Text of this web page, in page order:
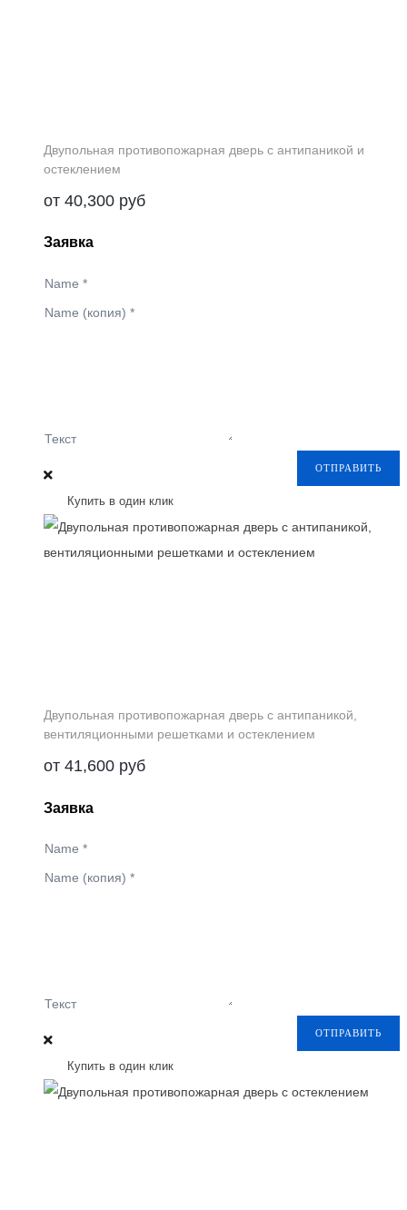
Двупольная противопожарная дверь с антипаникой и
остеклением
от 40,300 руб
Заявка
Name *
Name (копия) *
Текст
ОТПРАВИТЬ
Купить в один клик
Двупольная противопожарная дверь с антипаникой,
вентиляционными решетками и остеклением
от 41,600 руб
Заявка
Name *
Name (копия) *
Текст
ОТПРАВИТЬ
Купить в один клик